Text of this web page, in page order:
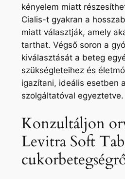
kényelem miatt
Cialis-t gyakran a
miatt választják, amely
tarthat. Végső soron a
kiválasztását a beteg
szükségleteihez és
igazítani, ideális esetben
szolgáltatóval egyeztetve.
Konzultáljon
Levitra Soft